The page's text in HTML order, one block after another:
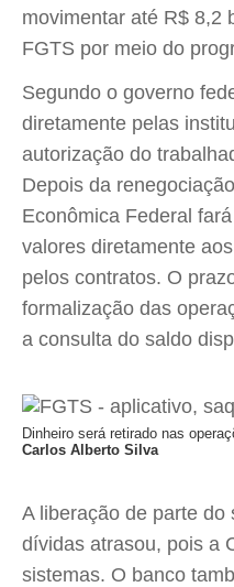
movimentar até R$ 8,2
FGTS por meio do
Segundo o governo
diretamente pelas
autorização do
Depois da
Econômica Federal
valores diretamente
pelos contratos. O
formalização das
a consulta do saldo
Dinheiro será retirado nas
Carlos Alberto Silva
A liberação de parte
dívidas atrasou, pois a
sistemas. O banco